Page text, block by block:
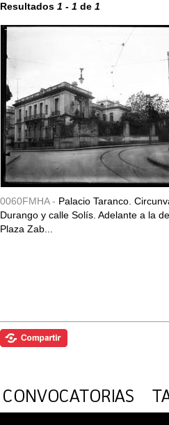
Resultados 1 - 1 de 1
0060FMHA - Palacio Taranco.
Durango y calle Solís. Adelante a la
Plaza Zab...